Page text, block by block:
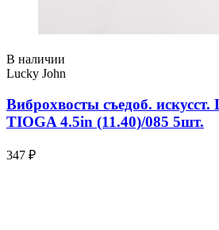
В наличии
Lucky John
Виброхвосты съедоб. искусст.
TIOGA 4.5in (11.40)/085 5шт.
347 ₽